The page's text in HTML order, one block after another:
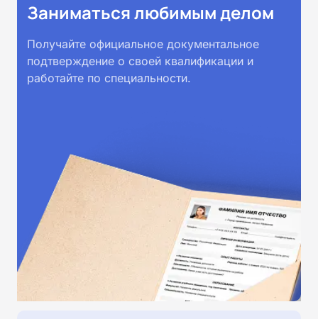
Заниматься любимым делом
Получайте официальное документальное
подтверждение о своей квалификации и
работайте по специальности.